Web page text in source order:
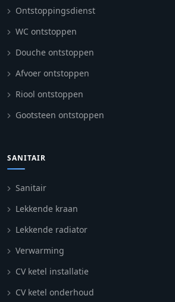
Ontstoppingsdienst
WC ontstoppen
Douche ontstoppen
Afvoer ontstoppen
Riool ontstoppen
Gootsteen ontstoppen
SANITAIR
Sanitair
Lekkende kraan
Lekkende radiator
Verwarming
CV ketel installatie
CV ketel onderhoud